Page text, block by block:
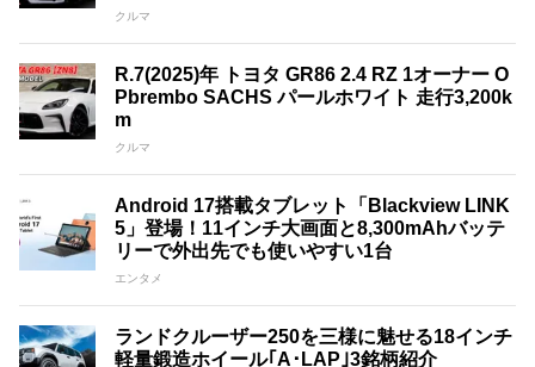
クルマ
R.7(2025)年 トヨタ GR86 2.4 RZ 1オーナー O
Pbrembo SACHS パールホワイト 走行3,200k
m
クルマ
Android 17搭載タブレット「Blackview LINK
5」登場！11インチ大画面と8,300mAhバッテ
リーで外出先でも使いやすい1台
エンタメ
ランドクルーザー250を三様に魅せる18インチ
軽量鍛造ホイール｢A･LAP｣3銘柄紹介